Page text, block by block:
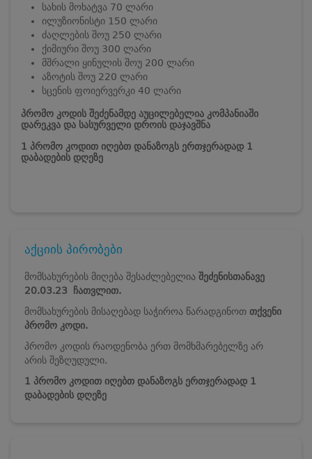
სახის მოხატვა 70 ლარი
ილუზიონისტი 150 ლარი
ძაღლების შოუ 250 ლარი
ქიმიური შოუ 300 ლარი
მშრალი ყინულის შოუ 200 ლარი
აზოტის შოუ 220 ლარი
სცენის ფოიერვერკი 40 ლარი
პრომო კოდის შეძენამდე აუცილებელია კომპანიაში
დარეკვა და სასურველი დროის დაჯავშნა
1 პრომო კოდით იღებთ დანაზოგს ერთჯერადად 1
დაბადების დღეზე
აქციის პირობები
მომსახურების მიღება შესაძლებელია შეძენისთანავე
20.03.23
ჩათვლით.
მომსახურების მისაღებად საჭიროა წარადგინოთ თქვენი
პრომო კოდი.
პრომო კოდის რაოდენობა ერთ მომხმარებელზე არ
არის შეზღუდული.
1 პრომო კოდით იღებთ დანაზოგს ერთჯერადად 1
დაბადების დღეზე